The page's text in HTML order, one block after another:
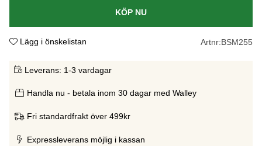
KÖP NU
Lägg i önskelistan Artnr:BSM255
Leverans: 1-3 vardagar
Handla nu - betala inom 30 dagar med Walley
Fri standardfrakt över 499kr
Expressleverans möjlig i kassan